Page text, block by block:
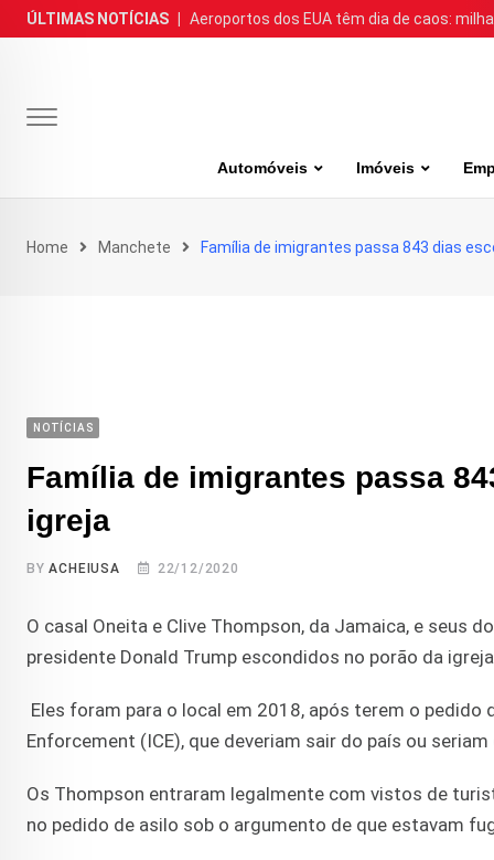
Skip
to
ÚLTIMAS NOTÍCIAS Aeroportos dos EUA têm dia de caos:
Automóveis Imóveis
Home Manchete Família de imigrantes passa 843 dias
NOTÍCIAS
Família de imigrantes passa
igreja
BYACHEIUSA 22/12/2020
O casal Oneita e Clive Thompson, da Jamaica, e seus
presidente Donald Trump escondidos no porão da
Eles foram para o local em 2018, após terem o
Enforcement (ICE), que deveriam sair do país ou
Os Thompson entraram legalmente com vistos de
no pedido de asilo sob o argumento de que estavam